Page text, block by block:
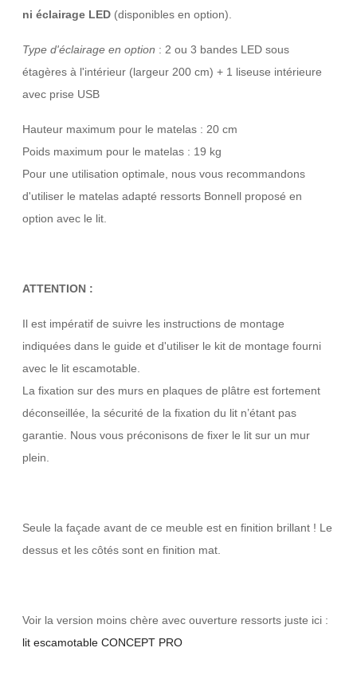
ni éclairage LED (disponibles en option).
Type d'éclairage en option : 2 ou 3 bandes LED sous
étagères à l'intérieur (largeur 200 cm) + 1 liseuse intérieure
avec prise USB
Hauteur maximum pour le matelas : 20 cm
Poids maximum pour le matelas : 19 kg
Pour une utilisation optimale, nous vous recommandons
d'utiliser le matelas adapté ressorts Bonnell proposé en
option avec le lit.
ATTENTION :
Il est impératif de suivre les instructions de montage
indiquées dans le guide et d'utiliser le kit de montage fourni
avec le lit escamotable.
La fixation sur des murs en plaques de plâtre est fortement
déconseillée, la sécurité de la fixation du lit n’étant pas
garantie. Nous vous préconisons de fixer le lit sur un mur
plein.
Seule la façade avant de ce meuble est en finition brillant ! Le
dessus et les côtés sont en finition mat.
Voir la version moins chère avec ouverture ressorts juste ici :
lit escamotable CONCEPT PRO